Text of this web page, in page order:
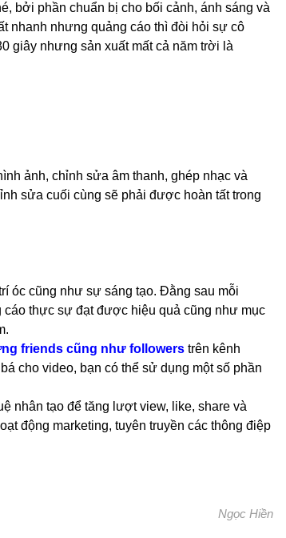
bởi phần chuẩn bị cho bối cảnh, ánh sáng và
nhanh nhưng quảng cáo thì đòi hỏi sự cô
giây nhưng sản xuất mất cả năm trời là
ảnh, chỉnh sửa âm thanh, ghép nhạc và
sửa cuối cùng sẽ phải được hoàn tất trong
óc cũng như sự sáng tạo. Đằng sau mỗi
thực sự đạt được hiệu quả cũng như mục
friends cũng như followers trên kênh
cho video, bạn có thể sử dụng một số phần
nhân tạo để tăng lượt view, like, share và
động marketing, tuyên truyền các thông điệp
Ngọc Hiền